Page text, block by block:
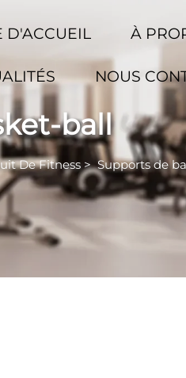
D'ACCUEIL À
NOUS
ball
De Fitness >Supports de